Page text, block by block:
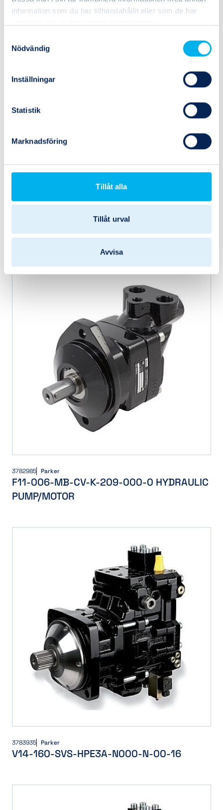
information som du har tillhandahållit eller som de har
Nödvändig
Inställningar
Statistik
Marknadsföring
Tillåt alla
Tillåt urval
Avvisa
F11-005-GB-CH-K-000
3782985 Parker
F11-006-MB-CV-K-209-000-0 HYDRAULIC
PUMP/MOTOR
3783935 Parker
V14-160-SVS-HPE3A-N000-N-00-16